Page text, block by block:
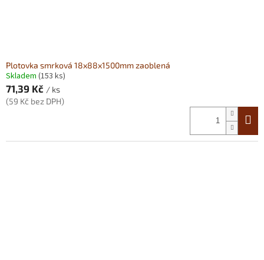
Plotovka smrková 18x88x1500mm zaoblená
Skladem (153 ks)
71,39 Kč / ks
(59 Kč bez DPH)